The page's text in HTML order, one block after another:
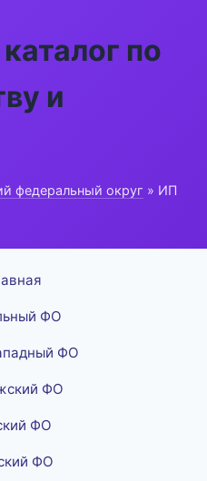
по
и
федеральный округ » ИП
ФО
ФО
ФО
ФО
ФО